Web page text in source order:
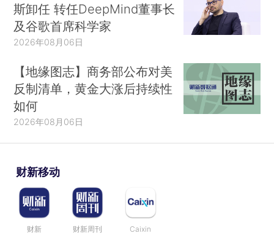
斯卸任 转任DeepMind董事长
及谷歌首席科学家
2026年08月06日
【地缘图志】商务部公布对美
反制清单，黄金大涨后持续性
如何
2026年08月06日
财新移动
财新 财新周刊 Caixin